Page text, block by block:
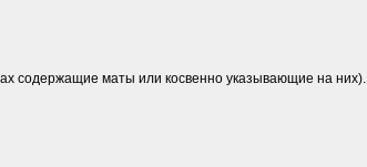
содержащие маты или косвенно указывающие на них).